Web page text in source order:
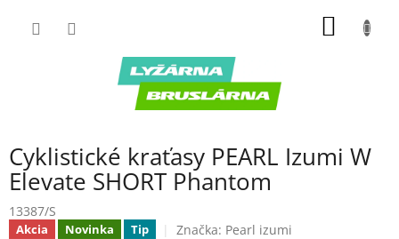
Cyklistické kraťasy PEARL Izumi W
Elevate SHORT Phantom
13387/S
Akcia Novinka Tip Značka: Pearl izumi